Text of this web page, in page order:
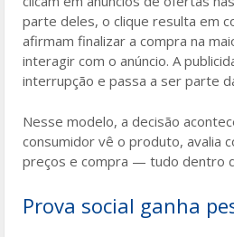
parte deles, o clique resulta em
afirmam finalizar a compra na
interagir com o anúncio. A
interrupção e passa a ser parte
Nesse modelo, a decisão
consumidor vê o produto, avalia
preços e compra — tudo dentro
Prova social ganha